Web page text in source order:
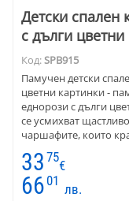
Детски спален
с дълги цветни
Код:SPB915
Памучен детски
цветни картинки -
еднорози с дълги
се усмихват
чаршафите, които
прекрасни - светъл
отлично качество -
33 75
€
66 01
лв.